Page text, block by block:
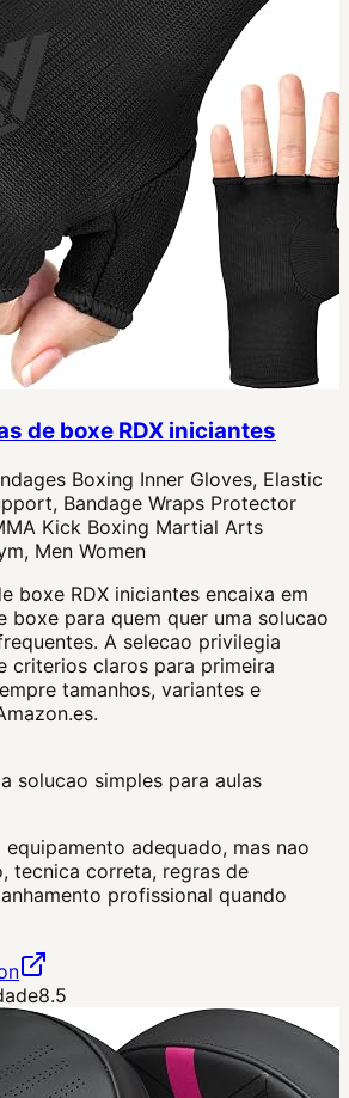
de boxe RDX iniciantes
Boxing Inner Gloves, Elastic
Bandage Wraps Protector
Kick Boxing Martial Arts
Men Women
boxe RDX iniciantes encaixa em
boxe para quem quer uma solucao
A selecao privilegia
criterios claros para primeira
tamanhos, variantes e
solucao simples para aulas
adequado, mas nao
tecnica correta, regras de
profissional quando
8.5